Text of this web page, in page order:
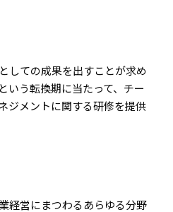
しての成果を出すことが求め
いう転換期に当たって、チー
ジメントに関する研修を提供
経営にまつわるあらゆる分野